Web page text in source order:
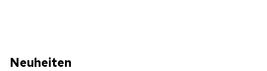
Neuheiten